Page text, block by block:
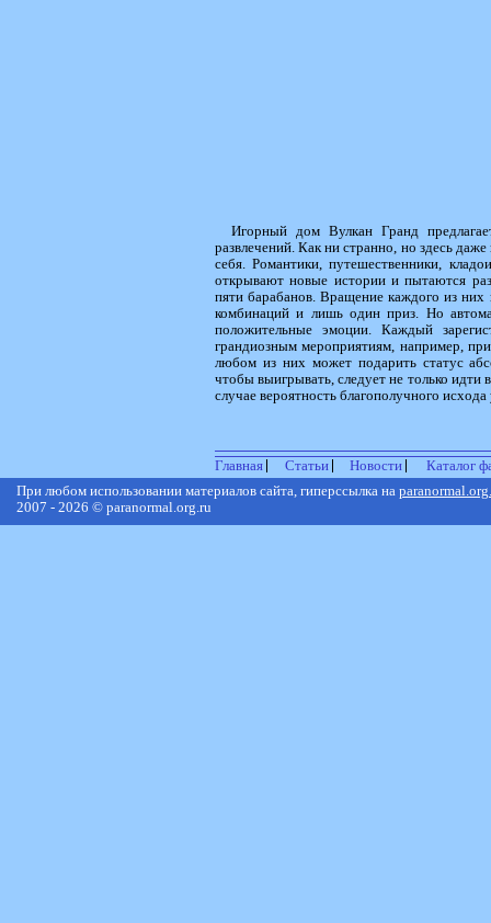
Игорный дом Вулкан Гранд
развлечений. Как ни странно, но здесь
себя. Романтики, путешественники,
открывают новые истории и пытаются
пяти барабанов. Вращение каждого из
комбинаций и лишь один приз. Но
положительные эмоции. Каждый
грандиозным мероприятиям, например,
любом из них может подарить статус
чтобы выигрывать, следует не только идти
случае вероятность благополучного исхода
Главная Статьи Новости
Каталог
При любом использовании материалов сайта, гиперссылка на
2007 - 2026 © paranormal.org.ru